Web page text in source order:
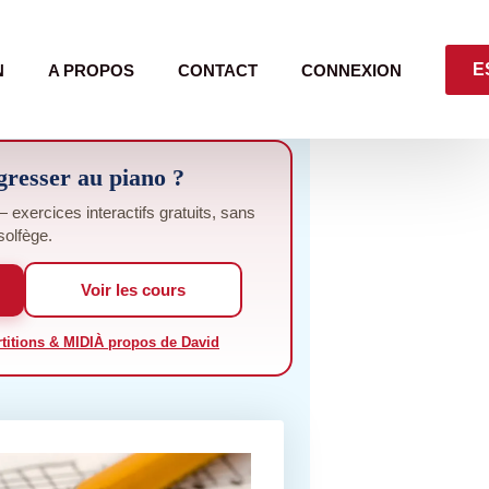
A PROPOS CONTACT CONNEXION
au piano ?
exercices interactifs gratuits, sans
Voir les cours
& MIDI À propos de David